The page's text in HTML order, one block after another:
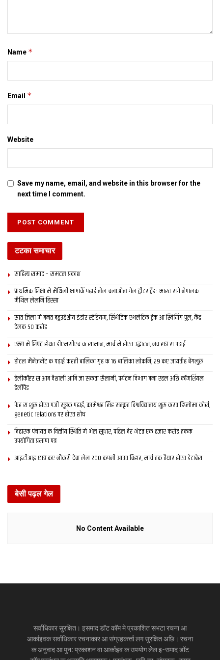
Name *
Email *
Website
Save my name, email, and website in this browser for the
next time I comment.
टटका समाचार
साहित्य समाद – समटल प्रकाश
प्राथमिक शि‍क्षा मे मैथि‍ली भाषाकेँ पढ़ाई लेल चलाओल गेल ट्वीटर ट्रेंड : भारत संगे नेपालक
मैथिल लेलनि हिस्सा
सात जिला मे बनत बहुउद्देशीय इंडोर स्‍टेडि‍यम, सिंथेटिक एथलेटिक ट्रेक आ स्विमिंग पुल, केंद्र
देलक 50 करोड़
एम्स मे शिफ्ट होयत डीएमसीएच क सामान, मार्च मे होएत उद्घाटन, नव सत्र स पढाई
होटल मैनेजमेंट क पढ़ाई करती बालिका गृह क 16 बालिका लोकनि, 29 कए जायतीह बेंगलुरु
हेलीकॉप्टर स आब वैशाली आबि जा सकता सैलानी, पर्यटन विभाग बना रहल अछि कॉमर्शियल
हेलीपैड
फेर स शुरू होएत पंजी सूत्रक पढाई, कामेश्वर सिंह संस्कृत विश्वविद्यालय शुरू करत डिप्लोमा कोर्स,
genetic relations पर होएत शोध
बिहारक पंचायत क वित्‍तीय स्थिति मे भेल सुधार, पहिल बेर भेटत एक हजार करोड़ तकक
उपयोगिता प्रमाण पत्र
आइटीआइ छात्र कए नौकरी देबा लेल 200 कंपनी आउत बिहार, मार्च तक तैयार होएत डेटाबेस
बेसी पढ़ल गेल
No Content Available
सर्वाधिकार सुरक्षित। इसमाद डॉट कॉम मे प्रकाशित सभटा रचना आ
आर्काइवक सर्वाधिकार रचनाकार आ संग्रहकर्त्ता लग सुरक्षित अछि। रचना
क अनुवाद आ पुन: प्रकाशन वा आर्काइव क उपयोग लेल इ-समाद डॉट